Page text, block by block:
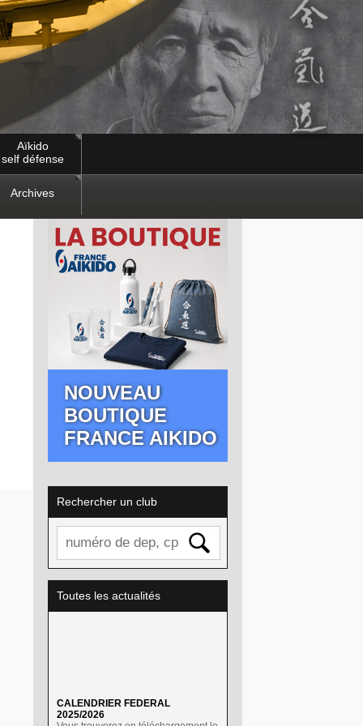
Aïkido
self défense
Archives
NOUVEAU
BOUTIQUE
FRANCE AIKIDO
Rechercher un club
Toutes les actualités
2025/2026
Vous trouverez en téléchargement le